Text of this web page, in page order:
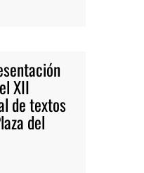
XII
de textos
del